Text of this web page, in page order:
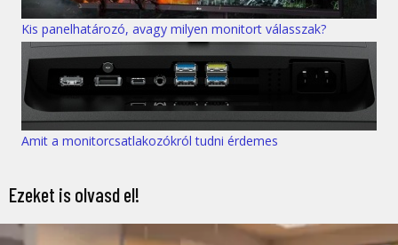
Kis panelhatározó, avagy milyen monitort válasszak?
Amit a monitorcsatlakozókról tudni érdemes
Ezeket is olvasd el!